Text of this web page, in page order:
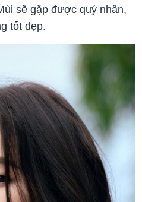
sẽ gặp được quý nhân,
tốt đẹp.